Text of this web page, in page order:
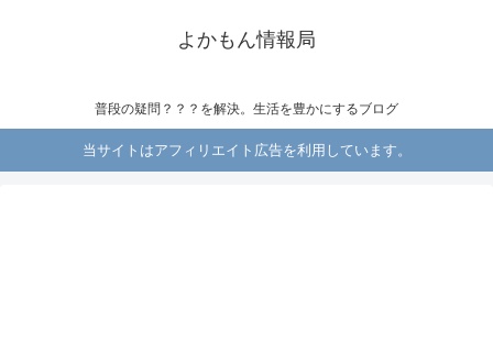
よかもん情報局
普段の疑問？？？を解決。生活を豊かにするブログ
当サイトはアフィリエイト広告を利用しています。